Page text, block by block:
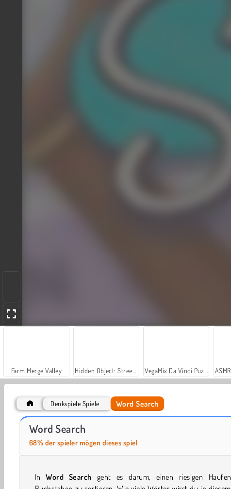
Farm Merge Valley
Let's Fish!
Denkspiele Spiele Word Search
Word Search
68% der spieler mögen dieses spiel
InWord Search geht es darum, einen riesigen Haufen